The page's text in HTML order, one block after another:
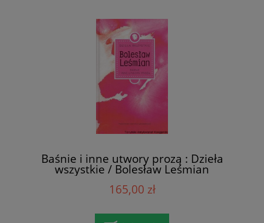
Baśnie i inne utwory prozą : Dzieła
wszystkie / Bolesław Leśmian
165,00 zł